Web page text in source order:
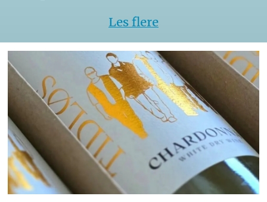
Les flere